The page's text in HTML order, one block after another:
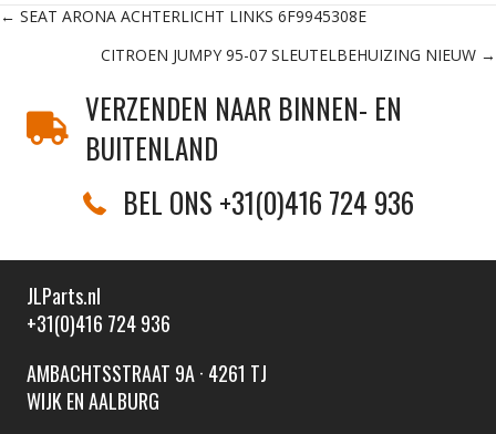
Posts
navigation
← SEAT ARONA ACHTERLICHT LINKS 6F9945308E
CITROEN JUMPY 95-07 SLEUTELBEHUIZING NIEUW →
VERZENDEN NAAR BINNEN- EN
BUITENLAND
BEL ONS +31(0)416 724 936
JLParts.nl
+31(0)416 724 936
AMBACHTSSTRAAT 9A · 4261 TJ
WIJK EN AALBURG